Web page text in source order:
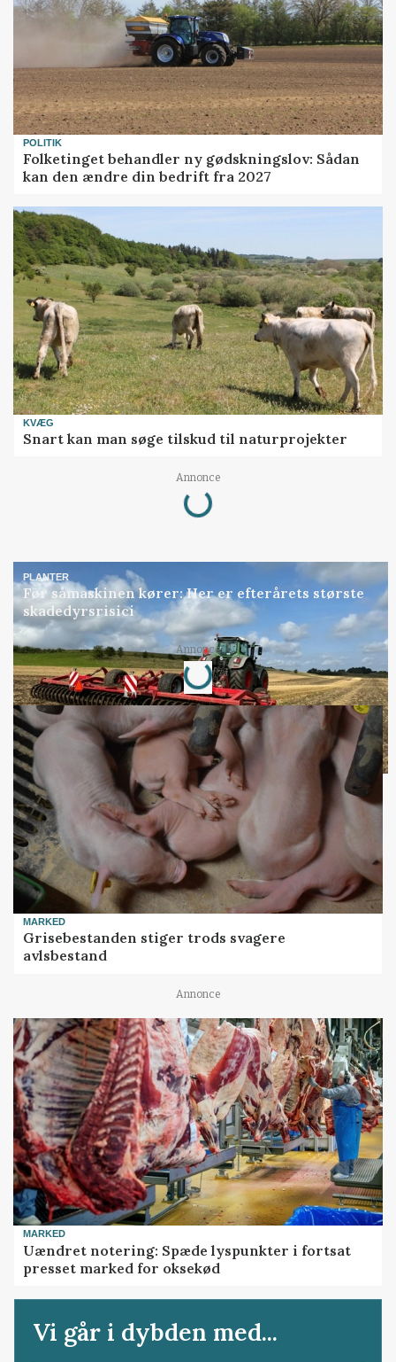
POLITIK
Folketinget behandler ny gødskningslov: Sådan
kan den ændre din bedrift fra 2027
KVÆG
Snart kan man søge tilskud til naturprojekter
Annonce
Loading...
PLANTER
Før såmaskinen kører: Her er efterårets største
skadedyrsrisici
Annonce
Loading...
MARKED
Grisebestanden stiger trods svagere
avlsbestand
Annonce
MARKED
Uændret notering: Spæde lyspunkter i fortsat
presset marked for oksekød
Vi går i dybden med...